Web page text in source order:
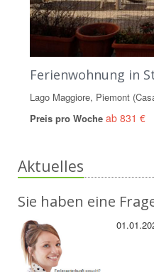
Ferienwohnung in
Lago Maggiore, Piemont
Preis pro Woche ab 831 €
Aktuelles
Sie haben eine